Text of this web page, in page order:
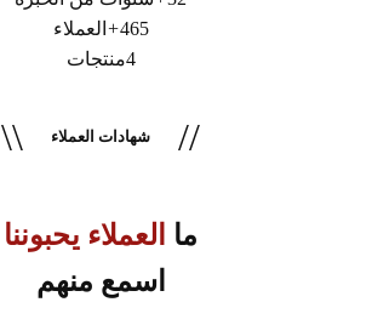
465
+ العملاء
4منتجات
// شهادات العملاء \\
ما
العملاء يحبوننا
اسمع منهم